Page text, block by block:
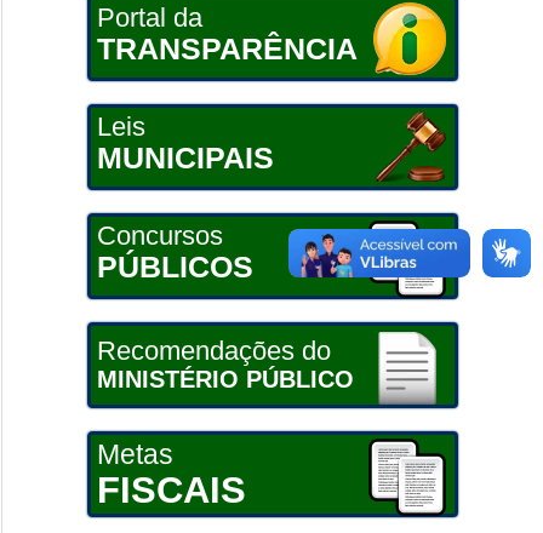
Portal da
TRANSPARÊNCIA
Leis
MUNICIPAIS
Concursos
PÚBLICOS
Recomendações do
MINISTÉRIO PÚBLICO
Metas
FISCAIS